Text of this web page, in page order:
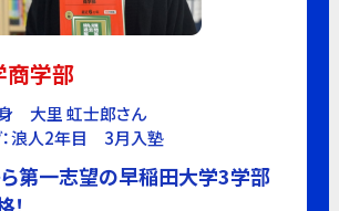
商学部
大里 虹士郎さん
：浪人2年目 3月入塾
第一志望の早稲田大学3学部